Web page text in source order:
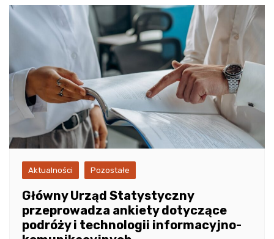
Aktualności Pozostałe
Główny Urząd Statystyczny
przeprowadza ankiety dotyczące
podróży i technologii informacyjno-